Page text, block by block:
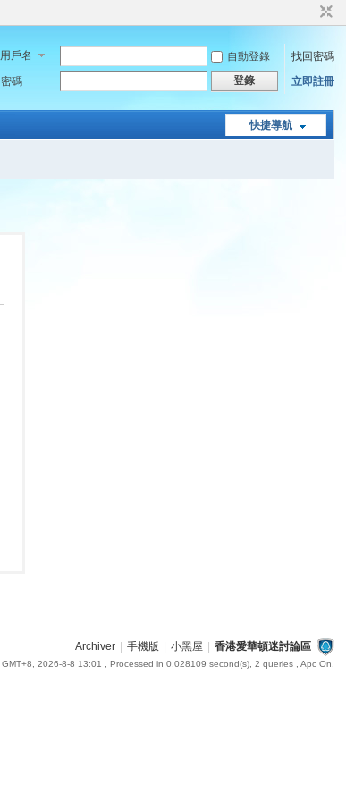
用戶名 自動登錄
找回密碼
密碼
登錄 立即註冊
快捷導航
Archiver 手機版 小黑屋 香港愛華頓迷討論區
GMT+8, 2026-8-8 13:01 , Processed in 0.028109 second(s), 2 queries , Apc On.